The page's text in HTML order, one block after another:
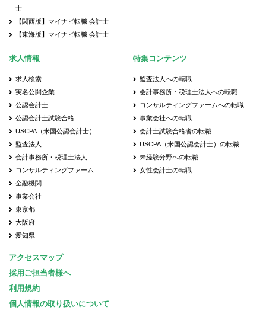
士
【関西版】マイナビ転職 会計士
【東海版】マイナビ転職 会計士
求人情報
求人検索
実名公開企業
公認会計士
公認会計士試験合格
USCPA（米国公認会計士）
監査法人
会計事務所・税理士法人
コンサルティングファーム
金融機関
事業会社
東京都
大阪府
愛知県
特集コンテンツ
監査法人への転職
会計事務所・税理士法人への転職
コンサルティングファームへの転職
事業会社への転職
会計士試験合格者の転職
USCPA（米国公認会計士）の転職
未経験分野への転職
女性会計士の転職
アクセスマップ
採用ご担当者様へ
利用規約
個人情報の取り扱いについて